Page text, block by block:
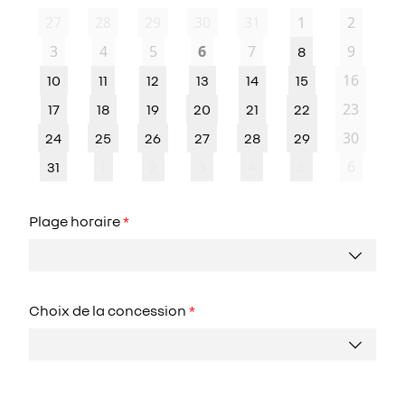
1
2
3
4 5 6 7 8 9
10 11 12 13 14 15 16
17 18 19 20 21 22 23
24 25 26 27 28 29 30
31
Plage horaire*
Choix de la concession *